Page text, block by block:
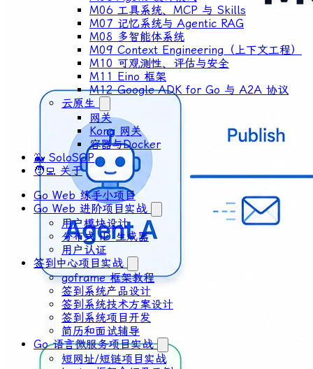
M06 工具系统、MCP 与 Skills
M07 记忆系统与 Agentic RAG
M08 多智能体系统
M09 Context Engineering（上下文工程）
M10 可观测性、评估与安全
M11 Eino 框架
M12 Google ADK for Go 与 A2A 协议
云原生
网关
Kong 网关
容器与Docker
🐳 SoloSOP
🧑‍💻 关于
Go Web 练手小项目
Go Web 进阶项目实战
用户模块设计
分布式 ID ⽣成器
⽤户认证
签到中心项目实战
goframe 框架教程
签到系统产品设计
签到系统技术方案设计
签到系统项目开发
简历和面试辅导
Go 语言微服务项目实战
短网址/短链项目实战